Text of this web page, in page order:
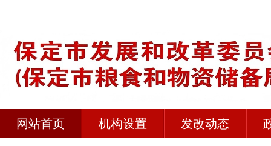
网站首页 机构设置 发改动态